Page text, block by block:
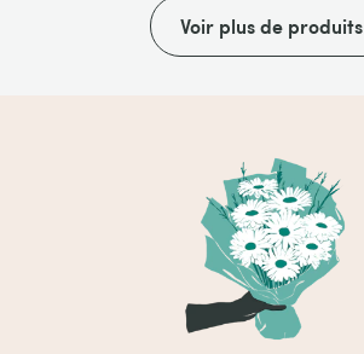
Voir plus de produits